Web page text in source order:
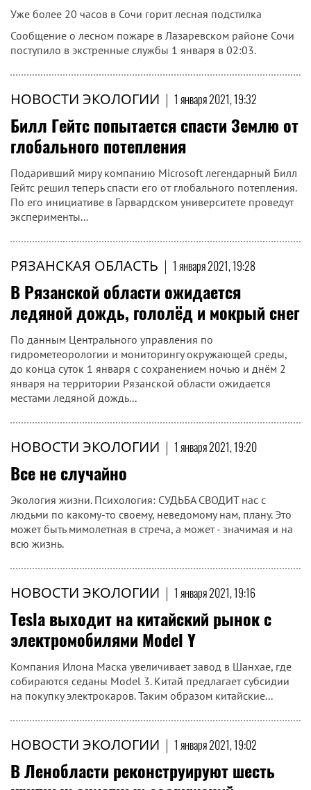
Уже более 20 часов в Сочи горит лесная подстилка
Сообщение о лесном пожаре в Лазаревском районе Сочи
поступило в экстренные службы 1 января в 02:03.
НОВОСТИ ЭКОЛОГИИ | 1 января 2021, 19:32
Билл Гейтс попытается спасти Землю от
глобального потепления
Подаривший миру компанию Microsoft легендарный Билл
Гейтс решил теперь спасти его от глобального потепления.
По его инициативе в Гарвардском университете проведут
эксперименты...
РЯЗАНСКАЯ ОБЛАСТЬ | 1 января 2021, 19:28
В Рязанской области ожидается
ледяной дождь, гололёд и мокрый снег
По данным Центрального управления по
гидрометеорологии и мониторингу окружающей среды,
до конца суток 1 января с сохранением ночью и днём 2
января на территории Рязанской области ожидается
местами ледяной дождь...
НОВОСТИ ЭКОЛОГИИ | 1 января 2021, 19:20
Все не случайно
Экология жизни. Психология: СУДЬБА СВОДИТ нас с
людьми по какому-то своему, неведомому нам, плану. Это
может быть мимолетная в стреча, а может - значимая и на
всю жизнь.
НОВОСТИ ЭКОЛОГИИ | 1 января 2021, 19:16
Tesla выходит на китайский рынок с
электромобилями Model Y
Компания Илона Маска увеличивает завод в Шанхае, где
собираются седаны Model 3. Китай предлагает субсидии
на покупку электрокаров. Таким образом китайские...
НОВОСТИ ЭКОЛОГИИ | 1 января 2021, 19:02
В Ленобласти реконструируют шесть